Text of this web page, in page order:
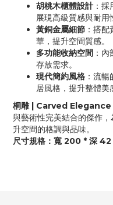
胡桃木櫃體設計：採
展現高級質感與耐用
黃銅金屬細節 ：搭
華，提升空間質感。
多功能收納空間 ：
存放需求。
現代簡約風格 ：流
居風格，提升整體美
桐雕 | Carved
與藝術性完美結合的傑作
升空間的格調與品味。
尺寸規格：寬 200 * 深